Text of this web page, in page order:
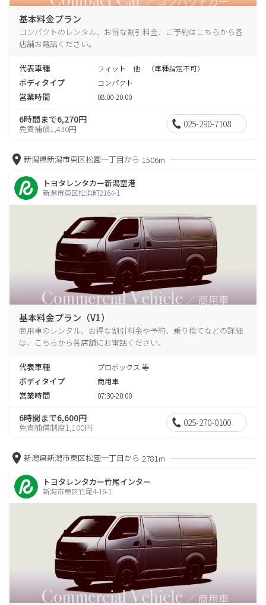
基本料金プラン
コンパクトのレンタル、お得な割引料金、ご予約はこちらから各
店舗お電話ください。
代表車種 フィット 他 （車種指定不可）
ボディタイプ コンパクト
営業時間 08:00-20:00
6時間まで6,270円
免責補償1,430円 025-290-7108
新潟県新潟市東区松園一丁目から 1506m
トヨタレンタカー新潟空港
新潟市東区松浜町2164-1
基本料金プラン（V1）
商用車のレンタル、お得な割引料金や予約、乗り捨てなどの詳細
は、こちらから各店舗にお電話ください。
代表車種 プロボックス 等
ボディタイプ 商用車
営業時間 07:30-20:00
6時間まで6,600円
免責補償制度1,100円 025-270-0100
新潟県新潟市東区松園一丁目から 2781m
トヨタレンタカー竹尾インター
新潟市東区竹尾4-16-1